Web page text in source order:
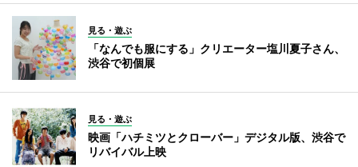
見る・遊ぶ
「なんでも服にする」クリエーター塩川夏子さん、
渋谷で初個展
見る・遊ぶ
映画「ハチミツとクローバー」デジタル版、渋谷で
リバイバル上映